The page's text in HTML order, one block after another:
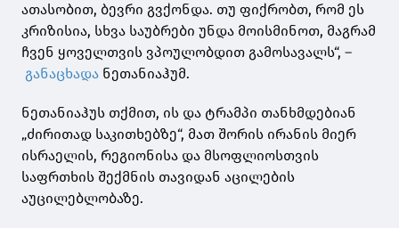
ათასობით, ბევრი გვქონდა. თუ ფიქრობთ, რომ ეს
კრიზისია, სხვა საუბრები უნდა მოისმინოთ, მაგრამ
ჩვენ ყოველთვის ვპოულობდით გამოსავალს“, –
განაცხადა ნეთანიაჰუმ.
ნეთანიაჰუს თქმით, ის და ტრამპი თანხმდებიან
„ძირითად საკითხებზე“, მათ შორის ირანის მიერ
ისრაელის, რეგიონისა და მსოფლიოსთვის
საფრთხის შექმნის თავიდან აცილების
აუცილებლობაზე.